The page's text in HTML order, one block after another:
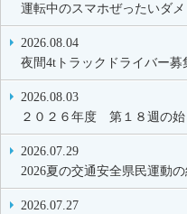
運転中のスマホぜったいダ
2026.08.04
夜間4tトラックドライバー募
2026.08.03
２０２６年度 第１８週の
2026.07.29
2026夏の交通安全県民運動
2026.07.27